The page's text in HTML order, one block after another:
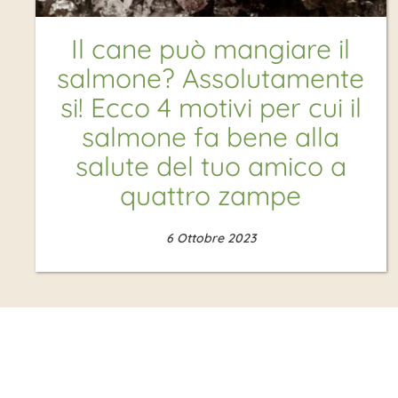
Il cane può mangiare il
salmone? Assolutamente
si! Ecco 4 motivi per cui il
salmone fa bene alla
salute del tuo amico a
quattro zampe
6 Ottobre 2023